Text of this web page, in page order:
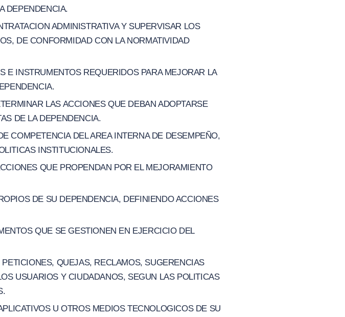
DEPENDENCIA.
ADMINISTRATIVA Y SUPERVISAR LOS
DE CONFORMIDAD CON LA NORMATIVIDAD
E INSTRUMENTOS REQUERIDOS PARA MEJORAR LA
LAS ACCIONES QUE DEBAN ADOPTARSE
DE LA DEPENDENCIA.
COMPETENCIA DEL AREA INTERNA DE DESEMPEÑO,
INSTITUCIONALES.
QUE PROPENDAN POR EL MEJORAMIENTO
DE SU DEPENDENCIA, DEFINIENDO ACCIONES
QUE SE GESTIONEN EN EJERCICIO DEL
QUEJAS, RECLAMOS, SUGERENCIAS
USUARIOS Y CIUDADANOS, SEGUN LAS POLITICAS
U OTROS MEDIOS TECNOLOGICOS DE SU